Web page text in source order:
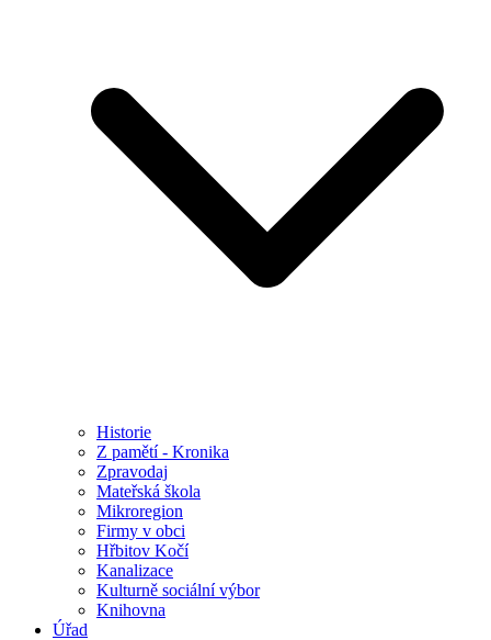
Historie
Z pamětí - Kronika
Zpravodaj
Mateřská škola
Mikroregion
Firmy v obci
Hřbitov Kočí
Kanalizace
Kulturně sociální výbor
Knihovna
Úřad